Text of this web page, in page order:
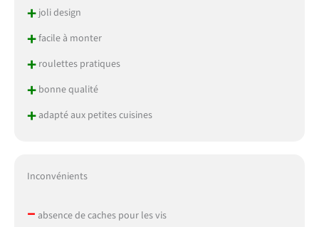
+joli design
+facile à monter
+roulettes pratiques
+bonne qualité
+adapté aux petites cuisines
Inconvénients
– absence de caches pour les vis